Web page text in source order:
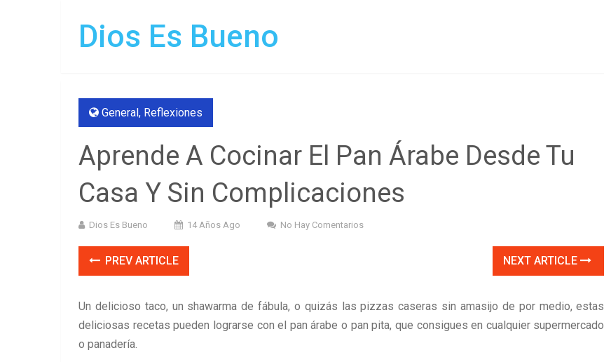
Dios Es Bueno
General, Reflexiones
Aprende A Cocinar El Pan Árabe Desde Tu
Casa Y Sin Complicaciones
Dios Es Bueno 14 Años Ago No Hay Comentarios
PREV ARTICLE NEXT ARTICLE
Un delicioso taco, un shawarma de fábula, o quizás las pizzas caseras sin amasijo de por medio, estas
deliciosas recetas pueden lograrse con el pan árabe o pan pita, que consigues en cualquier supermercado
o panadería.